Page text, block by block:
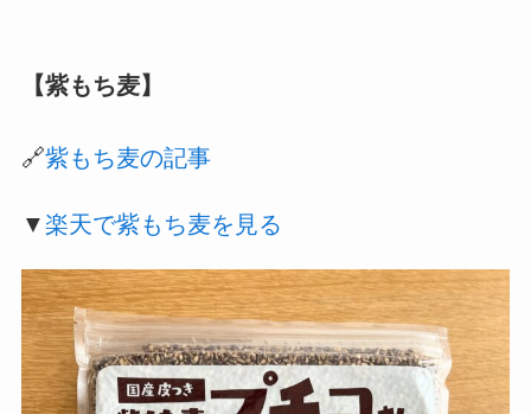
【紫もち麦】
🔗紫もち麦の記事
▼楽天で紫もち麦を見る